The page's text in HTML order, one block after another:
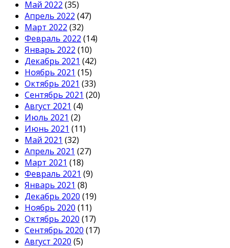
Май 2022 (35)
Апрель 2022 (47)
Март 2022 (32)
Февраль 2022 (14)
Январь 2022 (10)
Декабрь 2021 (42)
Ноябрь 2021 (15)
Октябрь 2021 (33)
Сентябрь 2021 (20)
Август 2021 (4)
Июль 2021 (2)
Июнь 2021 (11)
Май 2021 (32)
Апрель 2021 (27)
Март 2021 (18)
Февраль 2021 (9)
Январь 2021 (8)
Декабрь 2020 (19)
Ноябрь 2020 (11)
Октябрь 2020 (17)
Сентябрь 2020 (17)
Август 2020 (5)